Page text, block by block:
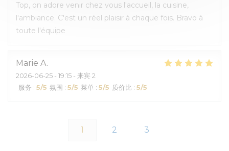
Top, on adore venir chez vous l'accueil, la cuisine,
l'ambiance. C'est un réel plaisir à chaque fois. Bravo à
toute l'équipe
Marie A
2026-06-25 - 19:15 - 来宾 2
服务 : 5/5 氛围 : 5/5 菜单 : 5/5 质价比 : 5/5
1 2 3